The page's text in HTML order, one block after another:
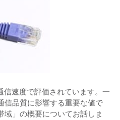
速度で評価されています。一
信品質に影響する重要な値で
域」の概要についてお話しま